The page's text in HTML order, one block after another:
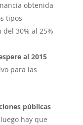
obtenida
tipos
30% al 25%
al 2015
para las
públicas
hay que